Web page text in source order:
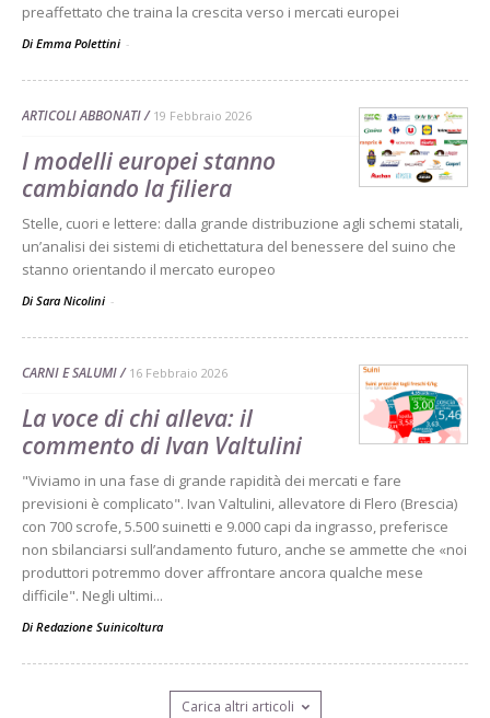
preaffettato che traina la crescita verso i mercati europei
Di Emma Polettini -
ARTICOLI ABBONATI 19 Febbraio 2026
I modelli europei stanno
cambiando la filiera
Stelle, cuori e lettere: dalla grande distribuzione agli schemi statali,
un’analisi dei sistemi di etichettatura del benessere del suino che
stanno orientando il mercato europeo
Di Sara Nicolini -
CARNI E SALUMI 16 Febbraio 2026
La voce di chi alleva: il
commento di Ivan Valtulini
"Viviamo in una fase di grande rapidità dei mercati e fare
previsioni è complicato". Ivan Valtulini, allevatore di Flero (Brescia)
con 700 scrofe, 5.500 suinetti e 9.000 capi da ingrasso, preferisce
non sbilanciarsi sull’andamento futuro, anche se ammette che «noi
produttori potremmo dover affrontare ancora qualche mese
difficile". Negli ultimi...
Di Redazione Suinicoltura
Carica altri articoli